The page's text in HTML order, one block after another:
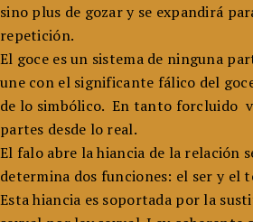
sino plus de gozar y se expandirá
repetición.
El goce es un sistema de ninguna
une con el significante fálico del
de lo simbólico. En tanto forcluido
partes desde lo real.
El falo abre la hiancia de la relación
determina dos funciones: el ser y el
Esta hiancia es soportada por la